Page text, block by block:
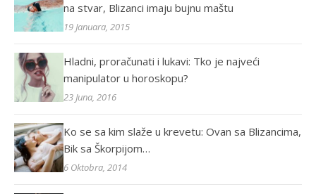
na stvar, Blizanci imaju bujnu maštu
19 Januara, 2015
Hladni, proračunati i lukavi: Tko je najveći
manipulator u horoskopu?
23 Juna, 2016
Ko se sa kim slaže u krevetu: Ovan sa Blizancima,
Bik sa Škorpijom…
6 Oktobra, 2014